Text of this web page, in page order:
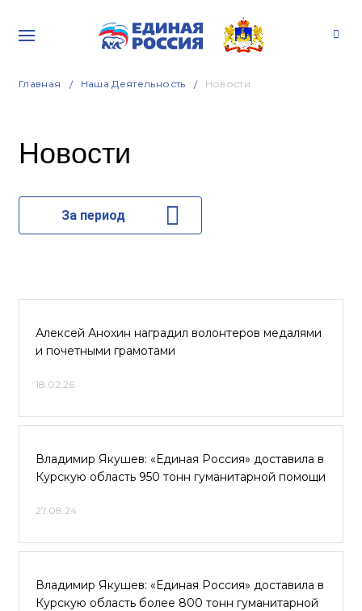
Главная Наша Деятельность Новости
Новости
За период
Алексей Анохин наградил волонтеров медалями
и почетными грамотами
18.02.26
Владимир Якушев: «Единая Россия» доставила в
Курскую область 950 тонн гуманитарной помощи
27.08.24
Владимир Якушев: «Единая Россия» доставила в
Курскую область более 800 тонн гуманитарной